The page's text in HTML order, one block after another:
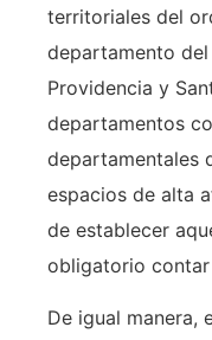
territoriales del
departamento
Providencia y
departamentos
departamentales
espacios de alta
de establecer
obligatorio contar
De igual manera,